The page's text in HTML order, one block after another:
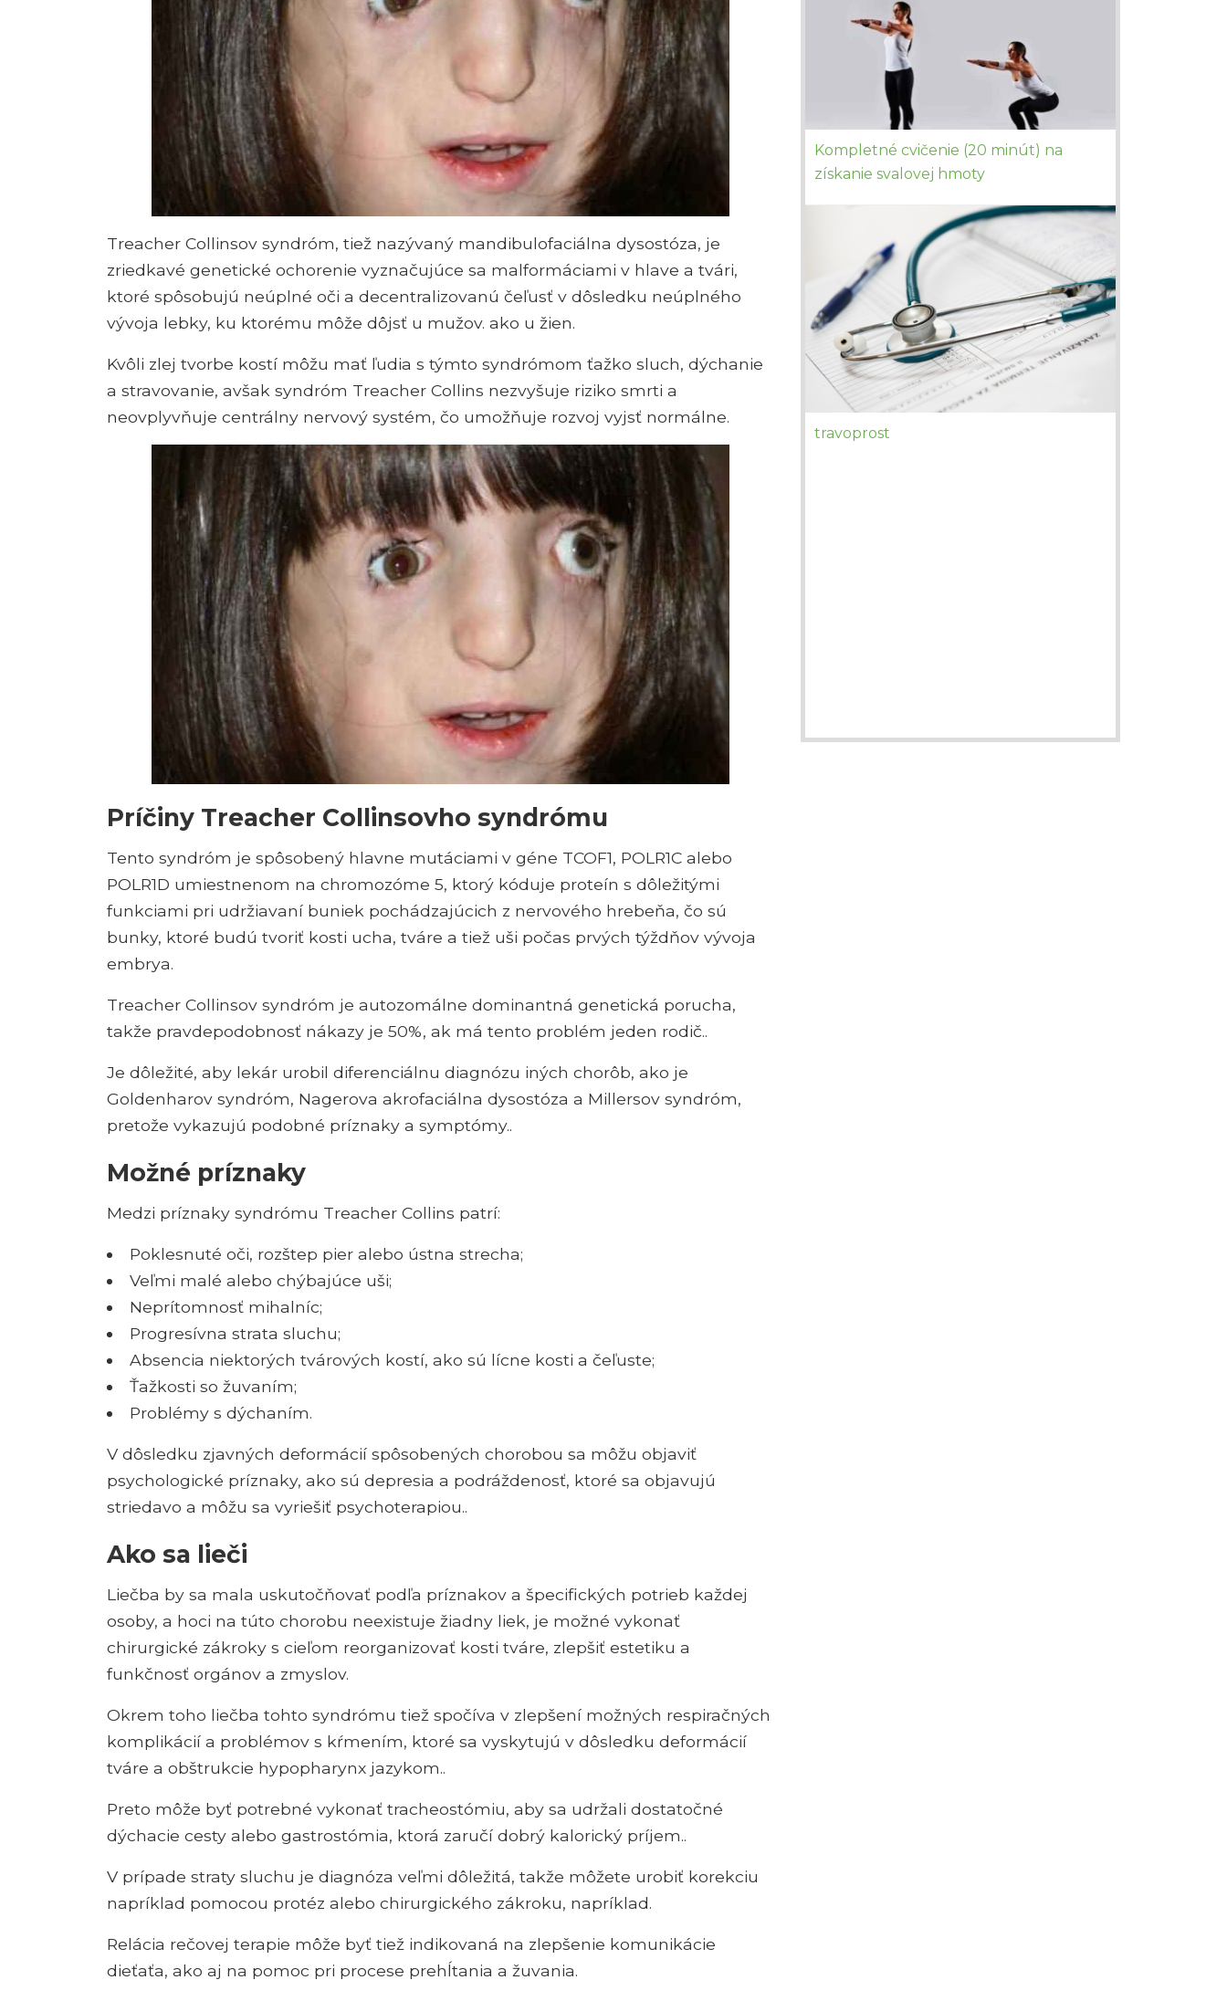
Treacher Collinsov syndróm, tiež nazývaný mandibulofaciálna dysostóza, je
zriedkavé genetické ochorenie vyznačujúce sa malformáciami v hlave a tvári,
ktoré spôsobujú neúplné oči a decentralizovanú čeľusť v dôsledku neúplného
vývoja lebky, ku ktorému môže dôjsť u mužov. ako u žien.
Kvôli zlej tvorbe kostí môžu mať ľudia s týmto syndrómom ťažko sluch, dýchanie
a stravovanie, avšak syndróm Treacher Collins nezvyšuje riziko smrti a
neovplyvňuje centrálny nervový systém, čo umožňuje rozvoj vyjsť normálne.
Príčiny Treacher Collinsovho syndrómu
Tento syndróm je spôsobený hlavne mutáciami v géne TCOF1, POLR1C alebo
POLR1D umiestnenom na chromozóme 5, ktorý kóduje proteín s dôležitými
funkciami pri udržiavaní buniek pochádzajúcich z nervového hrebeňa, čo sú
bunky, ktoré budú tvoriť kosti ucha, tváre a tiež uši počas prvých týždňov vývoja
embrya.
Treacher Collinsov syndróm je autozomálne dominantná genetická porucha,
takže pravdepodobnosť nákazy je 50%, ak má tento problém jeden rodič..
Je dôležité, aby lekár urobil diferenciálnu diagnózu iných chorôb, ako je
Goldenharov syndróm, Nagerova akrofaciálna dysostóza a Millersov syndróm,
pretože vykazujú podobné príznaky a symptómy..
Možné príznaky
Medzi príznaky syndrómu Treacher Collins patrí:
Poklesnuté oči, rozštep pier alebo ústna strecha;
Veľmi malé alebo chýbajúce uši;
Neprítomnosť mihalníc;
Progresívna strata sluchu;
Absencia niektorých tvárových kostí, ako sú lícne kosti a čeľuste;
Ťažkosti so žuvaním;
Problémy s dýchaním.
V dôsledku zjavných deformácií spôsobených chorobou sa môžu objaviť
psychologické príznaky, ako sú depresia a podráždenosť, ktoré sa objavujú
striedavo a môžu sa vyriešiť psychoterapiou..
Ako sa lieči
Liečba by sa mala uskutočňovať podľa príznakov a špecifických potrieb každej
osoby, a hoci na túto chorobu neexistuje žiadny liek, je možné vykonať
chirurgické zákroky s cieľom reorganizovať kosti tváre, zlepšiť estetiku a
funkčnosť orgánov a zmyslov.
Okrem toho liečba tohto syndrómu tiež spočíva v zlepšení možných respiračných
komplikácií a problémov s kŕmením, ktoré sa vyskytujú v dôsledku deformácií
tváre a obštrukcie hypopharynx jazykom..
Preto môže byť potrebné vykonať tracheostómiu, aby sa udržali dostatočné
dýchacie cesty alebo gastrostómia, ktorá zaručí dobrý kalorický príjem..
V prípade straty sluchu je diagnóza veľmi dôležitá, takže môžete urobiť korekciu
napríklad pomocou protéz alebo chirurgického zákroku, napríklad.
Relácia rečovej terapie môže byť tiež indikovaná na zlepšenie komunikácie
dieťaťa, ako aj na pomoc pri procese prehĺtania a žuvania.
Kompletné cvičenie (20 minút) na
získanie svalovej hmoty
travoprost